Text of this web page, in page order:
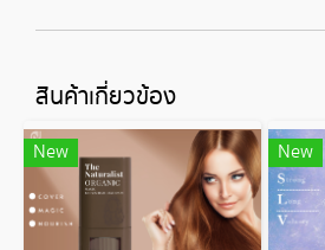
สินค้าเกี่ยวข้อง
New New